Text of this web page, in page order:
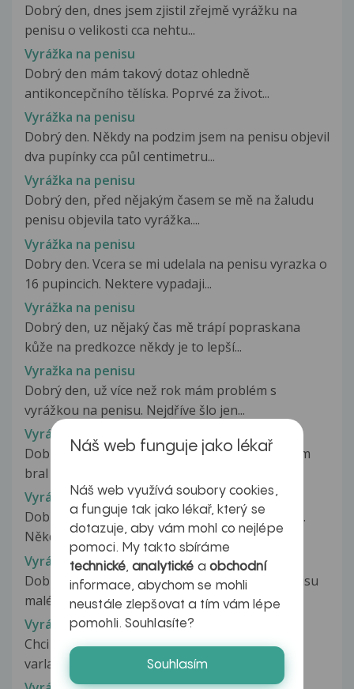
Dobrý den, dnes jsem zjistil zřejmě vyrážku na
penisu o velikosti cca nehtu...
Vyrážka na penisu
Dobrý den mám takový dotaz ohledně
antikoncepčního tělíska. Poprvé za život...
Vyrážka na penisu
Dobrý den. Někdy na podzim jsem na penisu objevil
dva pupínky cca půl centimetru...
Vyrážka na penisu
Dobrý den, před nějakým časem se mě na žaludu
penisu objevila tato vyrážka....
Vyrážka na penisu
Dobry den. Vcera se mi udelala na penisu vyrazka o
16 pupincich. Nektere vypadaji...
Vyrážka na penisu
Dobrý den, uz nějaký čas mě trápí popraskana
kůže na predkozce někdy je to lepší...
Vyražka na penisu
Dobrý den, už více než rok mám problém s
vyrážkou na penisu. Nejdříve šlo jen...
Vyrážka na penisu
Dobry den chtel jsem se zeptat pred 14 dny jsem
bral antibiotika a objevila...
Vyrážka na penisu
Dobrý den, na penisu se mi objevily tyto skvrny.
Někdy se objeví i trhlina,...
Vyrážka na penisu
Dobrý den , mám problém. Už rok mám na penisu
malé pupínky, jsou bíle... Nesvědí...
Vyrážka na penisu
Chci se zeptat udělaly se mi na penisu a na
varlatech takové jakoby pupínky...
Náš web funguje jako lékař
Náš web využívá soubory cookies,
a funguje tak jako lékař, který se
dotazuje, aby vám mohl co nejlépe
pomoci. My takto sbíráme
technické,analytické a obchodní
informace, abychom se mohli
neustále zlepšovat a tím vám lépe
pomohli. Souhlasíte?
Souhlasím